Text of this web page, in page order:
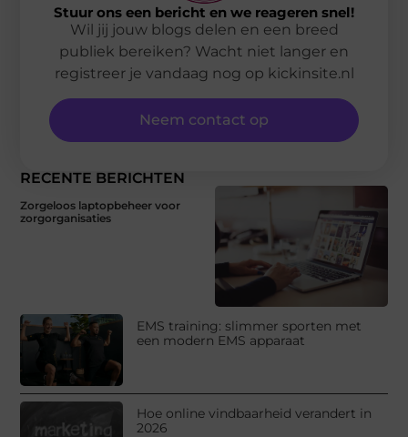
RECENTE BERICHTEN
Zorgeloos laptopbeheer voor
zorgorganisaties
EMS training: slimmer sporten met
een modern EMS apparaat
Hoe online vindbaarheid verandert in
2026
Stuur ons een bericht en we reageren snel!
Wil jij jouw blogs delen en een breed
publiek bereiken? Wacht niet langer en
registreer je vandaag nog op kickinsite.nl
Neem contact op